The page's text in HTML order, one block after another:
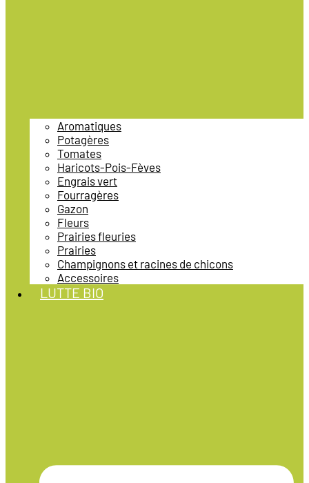
Aromatiques
Potagères
Tomates
Haricots-Pois-Fèves
Engrais vert
Fourragères
Gazon
Fleurs
Prairies fleuries
Prairies
Champignons et racines de chicons
Accessoires
LUTTE BIO